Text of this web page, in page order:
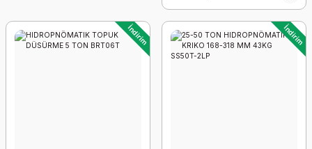
İndirim İndirim